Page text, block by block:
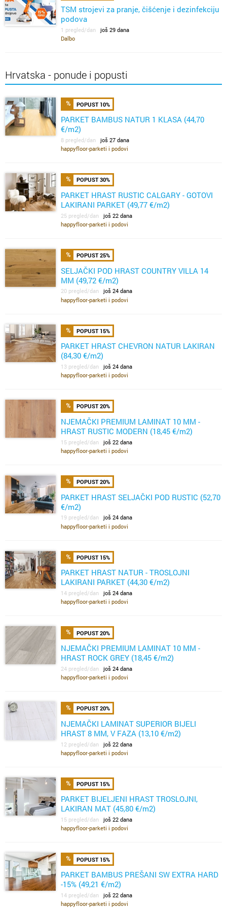
TSM strojevi za pranje, čišćenje i dezinfekciju
podova
1 pregled/dan još 29 dana
Dalbo
Hrvatska - ponude i popusti
POPUST 10%
PARKET BAMBUS NATUR 1 KLASA (44,70
€/m2)
8 pregled/dan još 27 dana
happyfloor-parketi i podovi
POPUST 30%
PARKET HRAST RUSTIC CALGARY - GOTOVI
LAKIRANI PARKET (49,77 €/m2)
25 pregled/dan još 22 dana
happyfloor-parketi i podovi
POPUST 25%
SELJAČKI POD HRAST COUNTRY VILLA 14
MM (49,72 €/m2)
20 pregled/dan još 24 dana
happyfloor-parketi i podovi
POPUST 15%
PARKET HRAST CHEVRON NATUR LAKIRAN
(84,30 €/m2)
13 pregled/dan još 24 dana
happyfloor-parketi i podovi
POPUST 20%
NJEMAČKI PREMIUM LAMINAT 10 MM -
HRAST RUSTIC MODERN (18,45 €/m2)
15 pregled/dan još 22 dana
happyfloor-parketi i podovi
POPUST 20%
PARKET HRAST SELJAČKI POD RUSTIC (52,70
€/m2)
19 pregled/dan još 24 dana
happyfloor-parketi i podovi
POPUST 15%
PARKET HRAST NATUR - TROSLOJNI
LAKIRANI PARKET (44,30 €/m2)
14 pregled/dan još 24 dana
happyfloor-parketi i podovi
POPUST 20%
NJEMAČKI PREMIUM LAMINAT 10 MM -
HRAST ROCK GREY (18,45 €/m2)
24 pregled/dan još 24 dana
happyfloor-parketi i podovi
POPUST 20%
NJEMAČKI LAMINAT SUPERIOR BIJELI
HRAST 8 MM, V FAZA (13,10 €/m2)
12 pregled/dan još 22 dana
happyfloor-parketi i podovi
POPUST 15%
PARKET BIJELJENI HRAST TROSLOJNI,
LAKIRAN MAT (45,80 €/m2)
15 pregled/dan još 22 dana
happyfloor-parketi i podovi
POPUST 15%
PARKET BAMBUS PREŠANI SW EXTRA HARD
-15% (49,21 €/m2)
14 pregled/dan još 22 dana
happyfloor-parketi i podovi